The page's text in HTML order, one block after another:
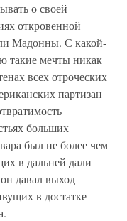
о своей
откровенной
Мадонны. С какой-
такие мечты никак
всех отроческих
партизан
больших
был не более чем
в дальней дали
давал выход
в достатке